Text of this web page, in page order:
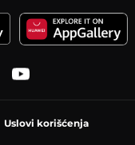
Uslovi korišćenja